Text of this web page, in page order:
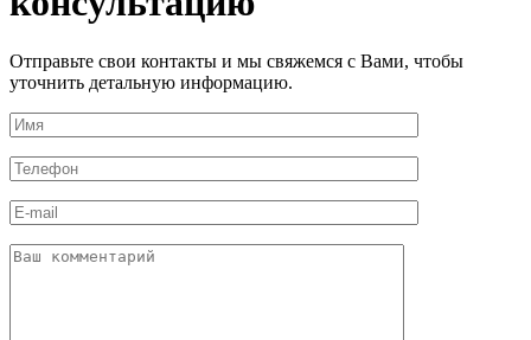
Отправьте свои контакты и мы свяжемся с Вами, чтобы
уточнить детальную информацию.